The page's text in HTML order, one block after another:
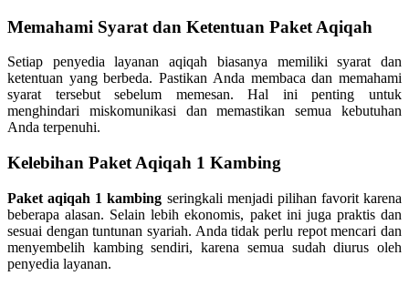
Memahami Syarat dan Ketentuan Paket Aqiqah
Setiap penyedia layanan aqiqah biasanya memiliki syarat dan
ketentuan yang berbeda. Pastikan Anda membaca dan memahami
syarat tersebut sebelum memesan. Hal ini penting untuk
menghindari miskomunikasi dan memastikan semua kebutuhan
Anda terpenuhi.
Kelebihan Paket Aqiqah 1 Kambing
Paket aqiqah 1 kambing seringkali menjadi pilihan favorit karena
beberapa alasan. Selain lebih ekonomis, paket ini juga praktis dan
sesuai dengan tuntunan syariah. Anda tidak perlu repot mencari dan
menyembelih kambing sendiri, karena semua sudah diurus oleh
penyedia layanan.